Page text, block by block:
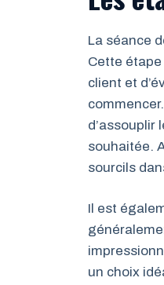
La séance
Cette
client et
d’assouplir
souhaitée.
sourcils
Il est
un choix